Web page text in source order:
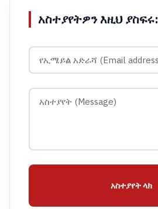
አስተያየትዎን እዚህ ያስፍሩ:
አስተያየት ላክ